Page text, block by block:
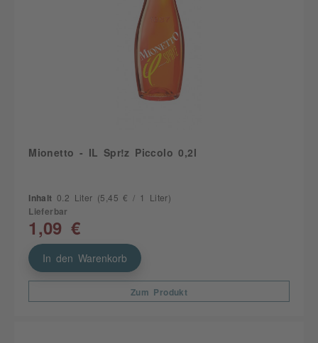
Mionetto - IL Spr!z Piccolo 0,2l
Inhalt 0.2 Liter (5,45 € / 1 Liter)
Lieferbar
1,09 €
In den Warenkorb
Zum Produkt